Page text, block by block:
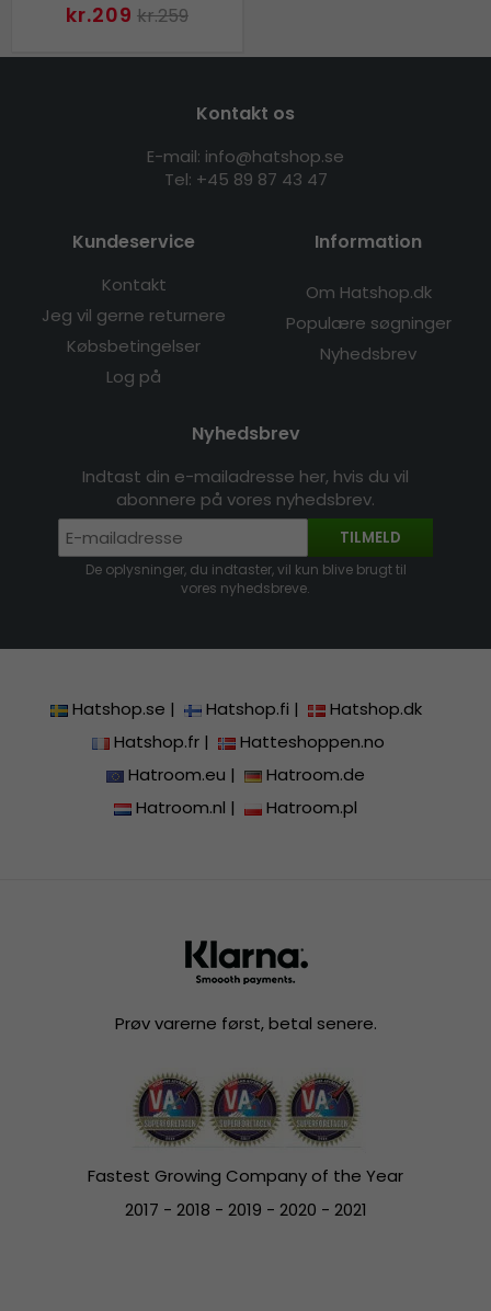
kr.209 kr.259
Kontakt os
E-mail: info@hatshop.se
Tel: +45 89 87 43 47
Kundeservice
Kontakt
Jeg vil gerne returnere
Købsbetingelser
Log på
Information
Om Hatshop.dk
Populære søgninger
Nyhedsbrev
Nyhedsbrev
Indtast din e-mailadresse her, hvis du vil
abonnere på vores nyhedsbrev.
TILMELD
De oplysninger, du indtaster, vil kun blive brugt til
vores nyhedsbreve.
Hatshop.se | Hatshop.fi |
Hatshop.dk
Hatshop.fr|
Hatteshoppen.no
Hatroom.eu |
Hatroom.de
Hatroom.nl | Hatroom.pl
Prøv varerne først, betal senere.
Fastest Growing Company of the Year
2017 - 2018 - 2019 - 2020 - 2021